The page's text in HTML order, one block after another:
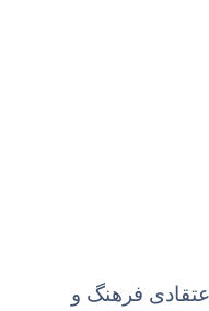
فرهنگ و